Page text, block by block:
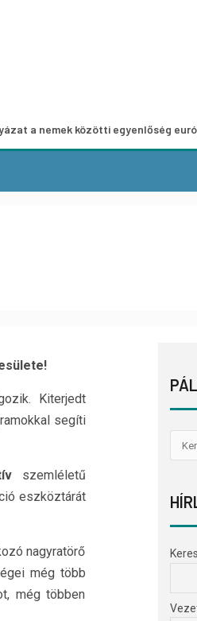
közötti egyenlőség európai
Kiterjedt
segíti
szemléletű
eszköztárát
nagyratörő
még több
még többen